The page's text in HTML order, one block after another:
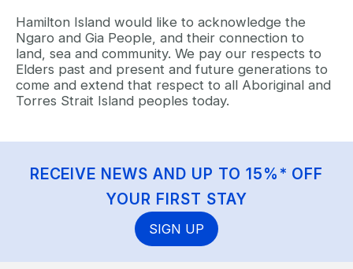
Hamilton Island would like to acknowledge the
Ngaro and Gia People, and their connection to
land, sea and community. We pay our respects to
Elders past and present and future generations to
come and extend that respect to all Aboriginal and
Torres Strait Island peoples today.
RECEIVE NEWS AND UP TO 15%* OFF
YOUR FIRST STAY
SIGN UP